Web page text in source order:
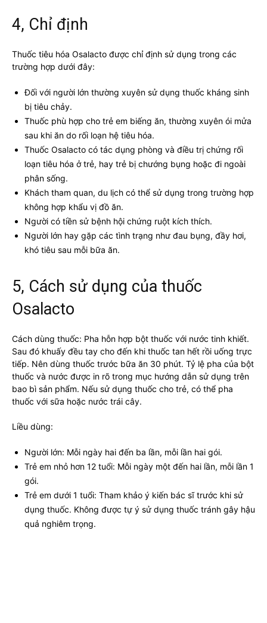
4, Chỉ định
Thuốc tiêu hóa Osalacto được chỉ định sử dụng trong các
trường hợp dưới đây:
Đối với người lớn thường xuyên sử dụng thuốc kháng sinh
bị tiêu chảy.
Thuốc phù hợp cho trẻ em biếng ăn, thường xuyên ói mửa
sau khi ăn do rối loạn hệ tiêu hóa.
Thuốc Osalacto có tác dụng phòng và điều trị chứng rối
loạn tiêu hóa ở trẻ, hay trẻ bị chướng bụng hoặc đi ngoài
phân sống.
Khách tham quan, du lịch có thể sử dụng trong trường hợp
không hợp khẩu vị đồ ăn.
Người có tiền sử bệnh hội chứng ruột kích thích.
Người lớn hay gặp các tình trạng như đau bụng, đầy hơi,
khó tiêu sau mỗi bữa ăn.
5, Cách sử dụng của thuốc
Osalacto
Cách dùng thuốc: Pha hỗn hợp bột thuốc với nước tinh khiết.
Sau đó khuấy đều tay cho đến khi thuốc tan hết rồi uống trực
tiếp. Nên dùng thuốc trước bữa ăn 30 phút. Tỷ lệ pha của bột
thuốc và nước được in rõ trong mục hướng dẫn sử dụng trên
bao bì sản phẩm. Nếu sử dụng thuốc cho trẻ, có thể pha
thuốc với sữa hoặc nước trái cây.
Liều dùng:
Người lớn: Mỗi ngày hai đến ba lần, mỗi lần hai gói.
Trẻ em nhỏ hơn 12 tuổi: Mỗi ngày một đến hai lần, mỗi lần 1
gói.
Trẻ em dưới 1 tuổi: Tham khảo ý kiến bác sĩ trước khi sử
dụng thuốc. Không được tự ý sử dụng thuốc tránh gây hậu
quả nghiêm trọng.